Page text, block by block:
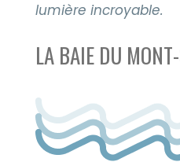
lumière incroyable.
LA BAIE DU